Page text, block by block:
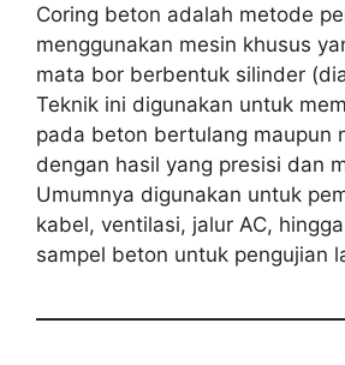
Coring beton adalah metode
menggunakan mesin khusus
mata bor berbentuk silinder
Teknik ini digunakan untuk
pada beton bertulang maupun
dengan hasil yang presisi dan
Umumnya digunakan untuk
kabel, ventilasi, jalur AC,
sampel beton untuk pengujian